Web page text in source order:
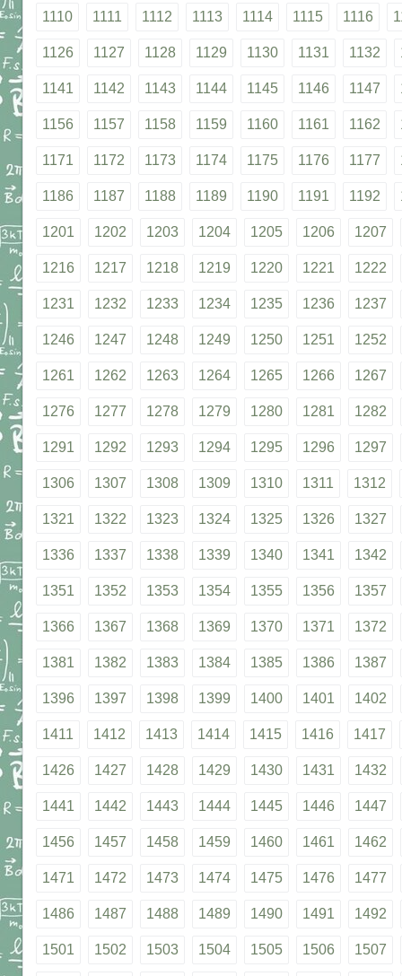
1110 1111 1112 1113 1114 1115 1116
1126 1127 1128 1129 1130 1131 1132
1141 1142 1143 1144 1145 1146 1147
1156 1157 1158 1159 1160 1161 1162
1171 1172 1173 1174 1175 1176 1177
1186 1187 1188 1189 1190 1191 1192
1201 1202 1203 1204 1205 1206 1207
1216 1217 1218 1219 1220 1221 1222
1231 1232 1233 1234 1235 1236 1237
1246 1247 1248 1249 1250 1251 1252
1261 1262 1263 1264 1265 1266 1267
1276 1277 1278 1279 1280 1281 1282
1291 1292 1293 1294 1295 1296 1297
1306 1307 1308 1309 1310 1311 1312
1321 1322 1323 1324 1325 1326 1327
1336 1337 1338 1339 1340 1341 1342
1351 1352 1353 1354 1355 1356 1357
1366 1367 1368 1369 1370 1371 1372
1381 1382 1383 1384 1385 1386 1387
1396 1397 1398 1399 1400 1401 1402
1411 1412 1413 1414 1415 1416 1417
1426 1427 1428 1429 1430 1431 1432
1441 1442 1443 1444 1445 1446 1447
1456 1457 1458 1459 1460 1461 1462
1471 1472 1473 1474 1475 1476 1477
1486 1487 1488 1489 1490 1491 1492
1501 1502 1503 1504 1505 1506 1507